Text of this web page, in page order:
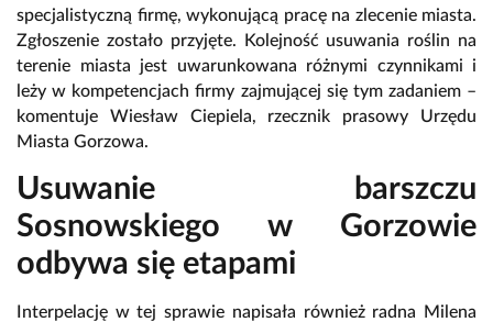
specjalistyczną firmę, wykonującą pracę na zlecenie miasta.
Zgłoszenie zostało przyjęte. Kolejność usuwania roślin na
terenie miasta jest uwarunkowana różnymi czynnikami i
leży w kompetencjach firmy zajmującej się tym zadaniem –
komentuje Wiesław Ciepiela, rzecznik prasowy Urzędu
Miasta Gorzowa.
Usuwanie barszczu
Sosnowskiego w Gorzowie
odbywa się etapami
Interpelację w tej sprawie napisała również radna Milena